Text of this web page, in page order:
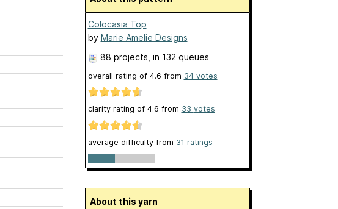
Colocasia Top
by Marie Amelie Designs
88 projects , in 132 queues
overall rating of 4.6 from 34 votes
clarity rating of 4.6 from 33 votes
average difficulty from 31 ratings
About this yarn